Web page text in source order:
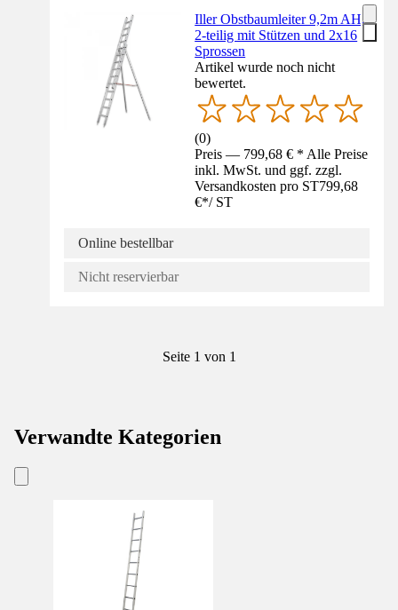
Iller Obstbaumleiter 9,2m AH,
2-teilig mit Stützen und 2x16
Sprossen
Artikel wurde noch nicht
bewertet.
(0)
Preis — 799,68 € * Alle Preise
inkl. MwSt. und ggf. zzgl.
Versandkosten pro ST799,68
€*/ ST
Online bestellbar
Nicht reservierbar
Seite 1 von 1
Verwandte Kategorien